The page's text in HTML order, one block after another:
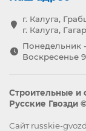
г. Калуга,
г. Калуга,
Понедельник
Воскресенье
Строительные и
Русские Гвозди ©
Сайт russkie-